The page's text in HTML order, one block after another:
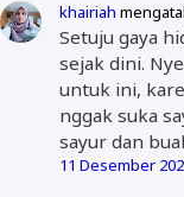
khairiah
Setuju gaya
sejak dini.
untuk ini,
nggak suka
sayur dan
11 Desember